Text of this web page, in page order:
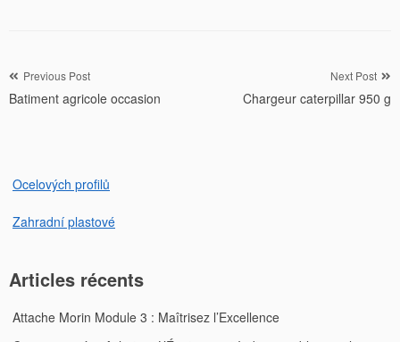
Navigation
de
Previous Post
Batiment agricole occasion
Next Post
Chargeur caterpillar 950 g
Ocelových profilů
Zahradní plastové
Articles récents
Attache Morin Module 3 : Maîtrisez l’Excellence